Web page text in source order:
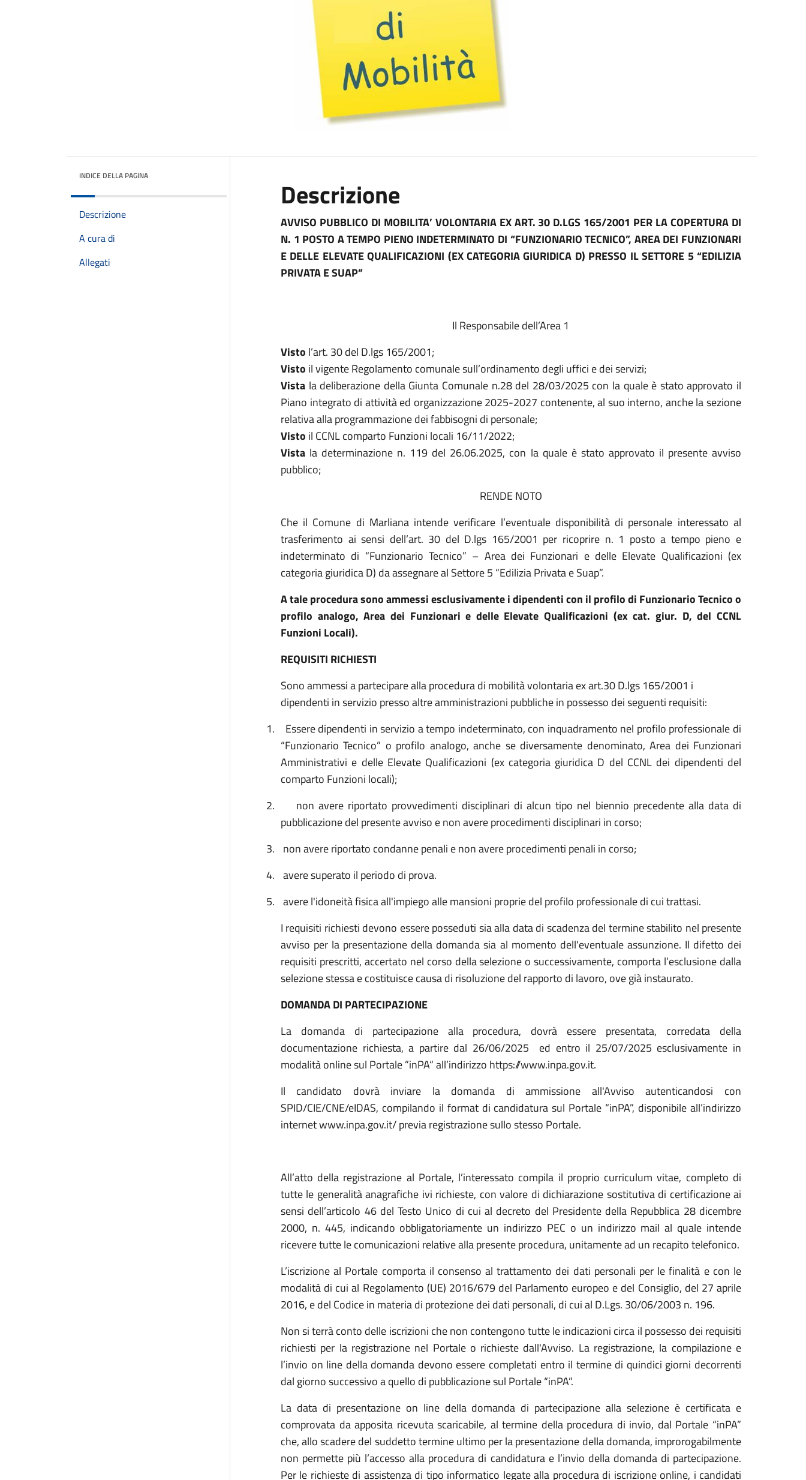
INDICE DELLA PAGINA
Descrizione
A cura di
Allegati
Descrizione
AVVISO PUBBLICO DI MOBILITA’ VOLONTARIA EX ART. 30 D.LGS 165/2001 PER LA COPERTURA DI
N. 1 POSTO A TEMPO PIENO INDETERMINATO DI “FUNZIONARIO TECNICO”, AREA DEI FUNZIONARI
E DELLE ELEVATE QUALIFICAZIONI (EX CATEGORIA GIURIDICA D) PRESSO IL SETTORE 5 “EDILIZIA
PRIVATA E SUAP”
Il Responsabile dell’Area 1
Visto l’art. 30 del D.lgs 165/2001;
Visto il vigente Regolamento comunale sull’ordinamento degli uffici e dei servizi;
Vistala deliberazione della Giunta Comunale n.28 del 28/03/2025 con la quale è stato approvato il
Piano integrato di attività ed organizzazione 2025-2027 contenente, al suo interno, anche la sezione
relativa alla programmazione dei fabbisogni di personale;
Visto il CCNL comparto Funzioni locali 16/11/2022;
Vistala determinazione n. 119 del 26.06.2025, con la quale è stato approvato il presente avviso
pubblico;
RENDE NOTO
Che il Comune di Marliana intende verificare l’eventuale disponibilità di personale interessato al
trasferimento ai sensi dell’art. 30 del D.lgs 165/2001 per ricoprire n. 1 posto a tempo pieno e
indeterminato di “Funzionario Tecnico” – Area dei Funzionari e delle Elevate Qualificazioni (ex
categoria giuridica D) da assegnare al Settore 5 “Edilizia Privata e Suap”.
A tale procedura sono ammessi esclusivamente i dipendenti con il profilo di Funzionario Tecnico o
profilo analogo, Area dei Funzionari e delle Elevate Qualificazioni (ex cat. giur. D, del CCNL
Funzioni Locali).
REQUISITI RICHIESTI
Sono ammessi a partecipare alla procedura di mobilità volontaria ex art.30 D.lgs 165/2001 i
dipendenti in servizio presso altre amministrazioni pubbliche in possesso dei seguenti requisiti:
1.
Essere dipendenti in servizio a tempo indeterminato, con inquadramento nel profilo professionale di
“Funzionario Tecnico” o profilo analogo, anche se diversamente denominato, Area dei Funzionari
Amministrativi e delle Elevate Qualificazioni (ex categoria giuridica D del CCNL dei dipendenti del
comparto Funzioni locali);
2.
non avere riportato provvedimenti disciplinari di alcun tipo nel biennio precedente alla data di
pubblicazione del presente avviso e non avere procedimenti disciplinari in corso;
3. non avere riportato condanne penali e non avere procedimenti penali in corso;
4. avere superato il periodo di prova.
5. avere l'idoneità fisica all'impiego alle mansioni proprie del profilo professionale di cui trattasi.
I requisiti richiesti devono essere posseduti sia alla data di scadenza del termine stabilito nel presente
avviso per la presentazione della domanda sia al momento dell'eventuale assunzione. Il difetto dei
requisiti prescritti, accertato nel corso della selezione o successivamente, comporta l’esclusione dalla
selezione stessa e costituisce causa di risoluzione del rapporto di lavoro, ove già instaurato.
DOMANDA DI PARTECIPAZIONE
La domanda di partecipazione alla procedura, dovrà essere presentata, corredata della
documentazione richiesta, a partire dal 26/06/2025
ed entro il 25/07/2025 esclusivamente in
modalità online sul Portale ”inPA“ all’indirizzo https://www.inpa.gov.it.
Il candidato dovrà inviare la domanda di ammissione all'Avviso autenticandosi con
SPID/CIE/CNE/eIDAS, compilando il format di candidatura sul Portale “inPA”, disponibile all’indirizzo
internet www.inpa.gov.it/ previa registrazione sullo stesso Portale.
All’atto della registrazione al Portale, l’interessato compila il proprio curriculum vitae, completo di
tutte le generalità anagrafiche ivi richieste, con valore di dichiarazione sostitutiva di certificazione ai
sensi dell’articolo 46 del Testo Unico di cui al decreto del Presidente della Repubblica 28 dicembre
2000, n. 445, indicando obbligatoriamente un indirizzo PEC o un indirizzo mail al quale intende
ricevere tutte le comunicazioni relative alla presente procedura, unitamente ad un recapito telefonico.
L’iscrizione al Portale comporta il consenso al trattamento dei dati personali per le finalità e con le
modalità di cui al Regolamento (UE) 2016/679 del Parlamento europeo e del Consiglio, del 27 aprile
2016, e del Codice in materia di protezione dei dati personali, di cui al D.Lgs. 30/06/2003 n. 196.
Non si terrà conto delle iscrizioni che non contengono tutte le indicazioni circa il possesso dei requisiti
richiesti per la registrazione nel Portale o richieste dall'Avviso. La registrazione, la compilazione e
l’invio on line della domanda devono essere completati entro il termine di quindici giorni decorrenti
dal giorno successivo a quello di pubblicazione sul Portale “inPA”.
La data di presentazione on line della domanda di partecipazione alla selezione è certificata e
comprovata da apposita ricevuta scaricabile, al termine della procedura di invio, dal Portale “inPA”
che, allo scadere del suddetto termine ultimo per la presentazione della domanda, improrogabilmente
non permette più l’accesso alla procedura di candidatura e l’invio della domanda di partecipazione.
Per le richieste di assistenza di tipo informatico legate alla procedura di iscrizione online, i candidati